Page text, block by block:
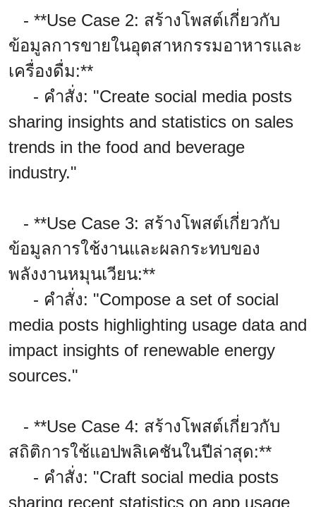
- **Use Case 2: สร้างโพสต์เกี่ยวกับ
ข้อมูลการขายในอุตสาหกรรมอาหารและ
เครื่องดื่ม:**
- คำสั่ง: "Create social media posts
sharing insights and statistics on sales
trends in the food and beverage
industry."
- **Use Case 3: สร้างโพสต์เกี่ยวกับ
ข้อมูลการใช้งานและผลกระทบของ
พลังงานหมุนเวียน:**
- คำสั่ง: "Compose a set of social
media posts highlighting usage data and
impact insights of renewable energy
sources."
- **Use Case 4: สร้างโพสต์เกี่ยวกับ
สถิติการใช้แอปพลิเคชันในปีล่าสุด:**
- คำสั่ง: "Craft social media posts
sharing recent statistics on app usage